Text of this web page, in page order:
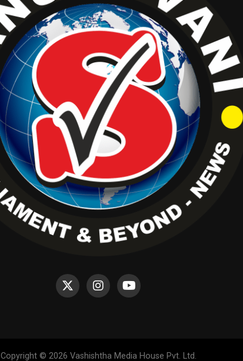
Copyright © 2026 Vashishtha Media House Pvt. Ltd.